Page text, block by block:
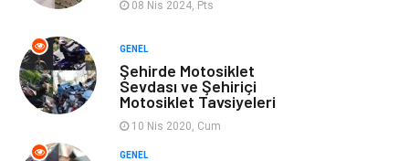
08 Nis 2024, Pts
GENEL
Şehirde Motosiklet
Sevdası ve Şehiriçi
Motosiklet Tavsiyeleri
10 Nis 2020, Cum
GENEL